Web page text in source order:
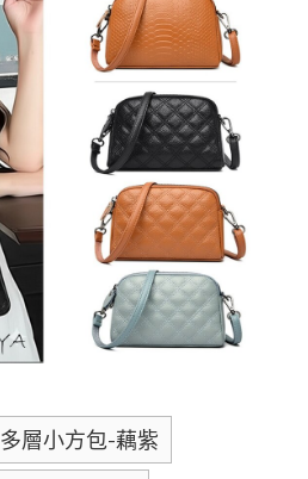
多層小方包-藕紫